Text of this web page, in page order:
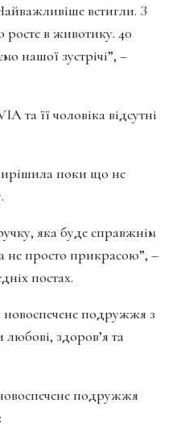
встигли. З
в животику. 40
нашої зустрічі”, –
та її чоловіка відсутні
поки що не
яка буде справжнім
не просто прикрасою”, –
постах.
подружжя з
здоров’я та
подружжя